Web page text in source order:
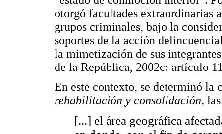
otorgó facultades extraordinarias
grupos criminales, bajo la
soportes de la acción
la mimetización de sus
de la República, 2002c: artículo
En este contexto, se determinó la
rehabilitación y consolidación,
[...] el área geográfica